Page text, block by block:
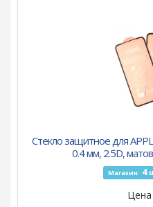
Стекло защитное для
0.4 мм, 2.5D,
Магазин: 4
Цена